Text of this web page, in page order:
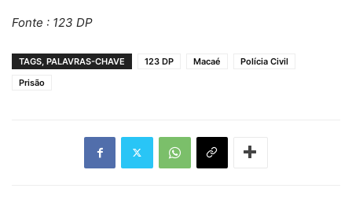
Fonte : 123 DP
TAGS, PALAVRAS-CHAVE 123 DP Macaé
Polícia Civil
Prisão